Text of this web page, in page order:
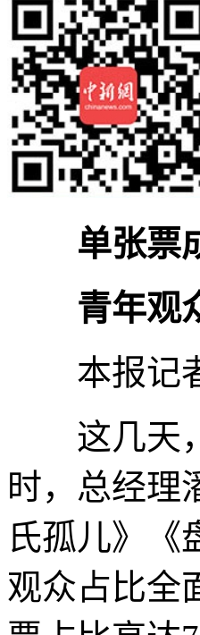
单张票
青年观
本报记
这几天，
时，总经理
氏孤儿》《
观众占比全